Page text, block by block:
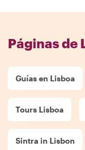
Páginas de
Guías en Lisboa
Tours Lisboa
Sintra in Lisbon